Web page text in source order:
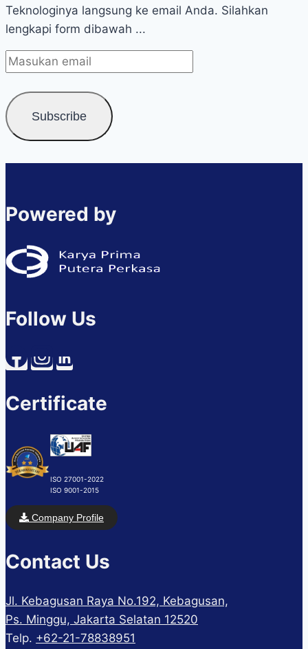
Teknologinya langsung ke email Anda. Silahkan
lengkapi form dibawah ...
Powered by
Follow Us
Certificate
ISO 27001-2022
ISO 9001-2015
Company Profile
Contact Us
Jl. Kebagusan Raya No.192, Kebagusan,
Ps. Minggu, Jakarta Selatan 12520
Telp. +62-21-78838951